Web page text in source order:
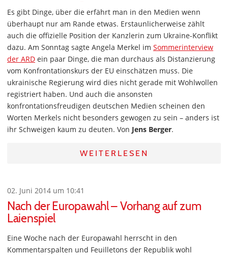
Es gibt Dinge, über die erfährt man in den Medien wenn
überhaupt nur am Rande etwas. Erstaunlicherweise zählt
auch die offizielle Position der Kanzlerin zum Ukraine-Konflikt
dazu. Am Sonntag sagte Angela Merkel im Sommerinterview
der ARD ein paar Dinge, die man durchaus als Distanzierung
vom Konfrontationskurs der EU einschätzen muss. Die
ukrainische Regierung wird dies nicht gerade mit Wohlwollen
registriert haben. Und auch die ansonsten
konfrontationsfreudigen deutschen Medien scheinen den
Worten Merkels nicht besonders gewogen zu sein – anders ist
ihr Schweigen kaum zu deuten. Von Jens Berger.
WEITERLESEN
02. Juni 2014 um 10:41
Nach der Europawahl – Vorhang auf zum
Laienspiel
Eine Woche nach der Europawahl herrscht in den
Kommentarspalten und Feuilletons der Republik wohl